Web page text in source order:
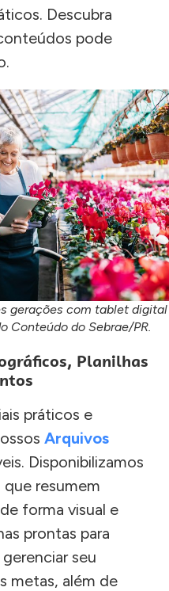
Descubra
pode
gerações com tablet digital
Conteúdo do Sebrae/PR.
Planilhas
práticos e
Arquivos
Disponibilizamos
resumem
forma visual e
prontas para
seu
metas, além de